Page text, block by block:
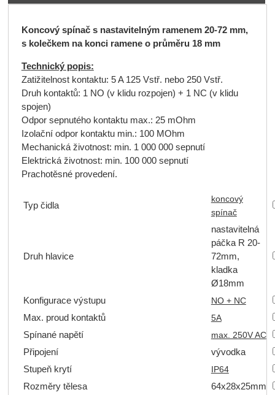
Koncový spínač s nastavitelným ramenem 20-72 mm,
s kolečkem na konci ramene o průměru 18 mm
Technický popis:
Zatižitelnost kontaktu: 5 A 125 Vstř. nebo 250 Vstř.
Druh kontaktů: 1 NO (v klidu rozpojen) + 1 NC (v klidu
spojen)
Odpor sepnutého kontaktu max.: 25 mOhm
Izolační odpor kontaktu min.: 100 MOhm
Mechanická životnost: min. 1 000 000 sepnutí
Elektrická životnost: min. 100 000 sepnutí
Prachotěsné provedení.
Typ čidla
koncový
spínač
Druh hlavice
nastavitelná
páčka R 20-
72mm,
kladka
Ø18mm
Konfigurace výstupu
NO + NC
Max. proud kontaktů 5A
Spínané napětí max. 250V AC
Připojení
vývodka
Stupeň krytí
IP64
Rozměry tělesa
64x28x25mm